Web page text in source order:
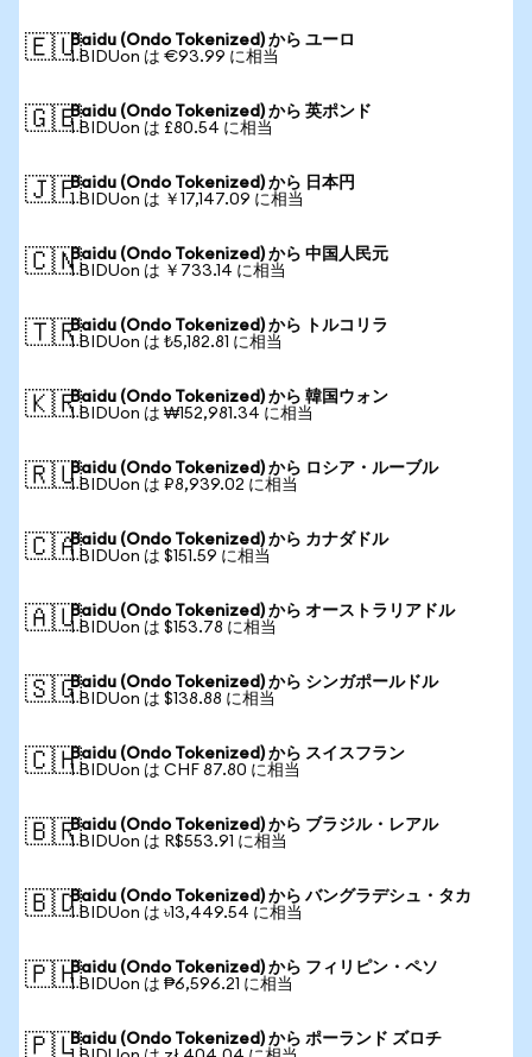
🇪🇺Baidu (Ondo Tokenized) から ユーロ
1 BIDUon は €93.99 に相当
🇬🇧Baidu (Ondo Tokenized) から 英ポンド
1 BIDUon は £80.54 に相当
🇯🇵Baidu (Ondo Tokenized) から 日本円
1 BIDUon は ￥17,147.09 に相当
🇨🇳Baidu (Ondo Tokenized) から 中国人民元
1 BIDUon は ￥733.14 に相当
🇹🇷Baidu (Ondo Tokenized) から トルコリラ
1 BIDUon は ₺5,182.81 に相当
🇰🇷Baidu (Ondo Tokenized) から 韓国ウォン
1 BIDUon は ₩152,981.34 に相当
🇷🇺Baidu (Ondo Tokenized) から ロシア・ルーブル
1 BIDUon は ₽8,939.02 に相当
🇨🇦Baidu (Ondo Tokenized) から カナダドル
1 BIDUon は $151.59 に相当
🇦🇺Baidu (Ondo Tokenized) から オーストラリアドル
1 BIDUon は $153.78 に相当
🇸🇬Baidu (Ondo Tokenized) から シンガポールドル
1 BIDUon は $138.88 に相当
🇨🇭Baidu (Ondo Tokenized) から スイスフラン
1 BIDUon は CHF 87.80 に相当
🇧🇷Baidu (Ondo Tokenized) から ブラジル・レアル
1 BIDUon は R$553.91 に相当
🇧🇩Baidu (Ondo Tokenized) から バングラデシュ・タカ
1 BIDUon は ৳13,449.54 に相当
🇵🇭Baidu (Ondo Tokenized) から フィリピン・ペソ
1 BIDUon は ₱6,596.21 に相当
🇵🇱Baidu (Ondo Tokenized) から ポーランド ズロチ